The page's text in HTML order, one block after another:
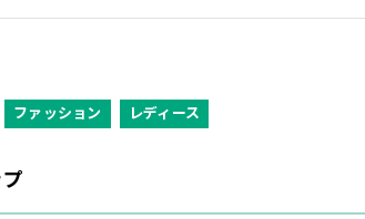
ファッション レディース